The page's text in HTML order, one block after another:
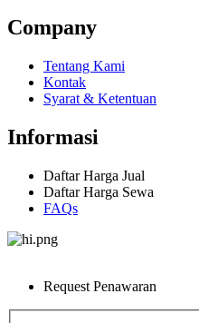
Company
Tentang Kami
Kontak
Syarat & Ketentuan
Informasi
Daftar Harga Jual
Daftar Harga Sewa
FAQs
Request Penawaran